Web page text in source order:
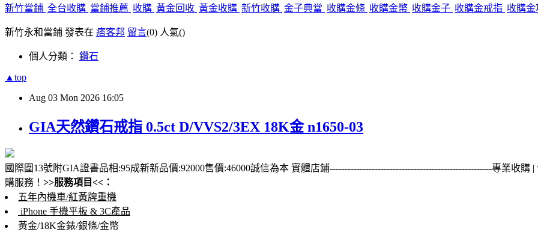
新竹當鋪 全台收購 當鋪推薦 收購 黃金回收 黃金收購 新竹收購 金子典當 收購金條 收購金幣 收購金子 收購金戒指 收購金
新竹永和當鋪 發表在 痞客邦 留言(0) 人氣()
個人分類： 鑽石
▲top
Aug 03 Mon 2026 16:05
GIA天然鑽石戒指 0.5ct D/VVS2/3EX 18K金 n1650-03
國際圍13號附GIA證書品相:95成新新品價:92000售價:46000誠信為本 實體店鋪------------------------------------------------------專業收購 |
購服務！ >>服務項目<<：
五年內機車/紅黃牌重機
iPhone 手機平板 & 3C產品
黃金/18K金錶/銀條/金幣